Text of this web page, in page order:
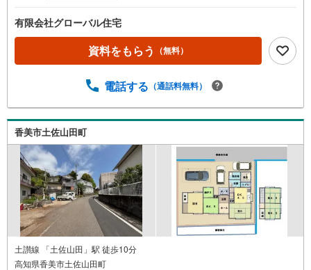
有限会社グローバル住宅
資料をもらう （無料）
電話する （通話料無料）
香美市土佐山田町
土讃線 「土佐山田」駅 徒歩10分
高知県香美市土佐山田町